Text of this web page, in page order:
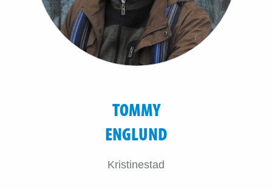
TOMMY
ENGLUND
Kristinestad